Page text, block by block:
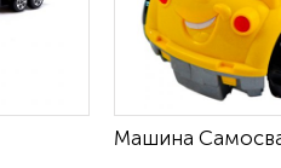
Машина